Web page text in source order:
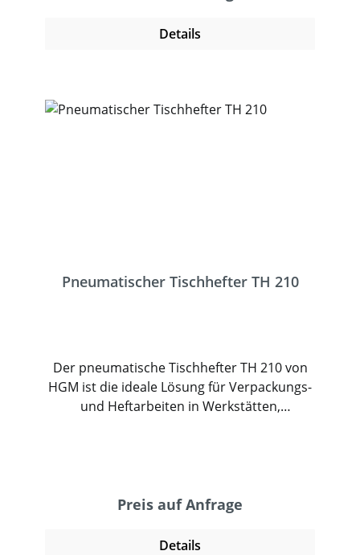
gleichzeitige Anbringen von mehreren
Fixieren an der Arbeitsplatte,
Details
Pneumatischer Tischhefter TH 210
Der pneumatische Tischhefter TH 210 von
HGM ist die ideale Lösung für Verpackungs-
und Heftarbeiten in Werkstätten,
entwickelt und bietet eine sichere,
entscheidender Vorteil in inklusiven
Preis auf Anfrage
Details